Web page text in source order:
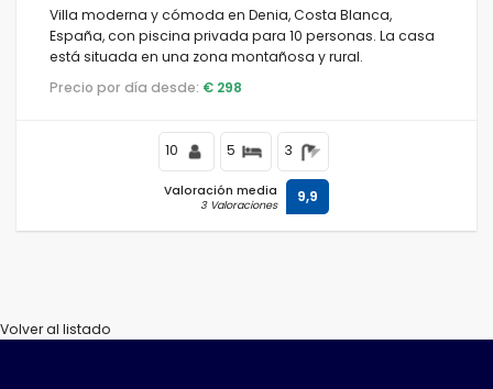
Villa moderna y cómoda en Denia, Costa Blanca,
España, con piscina privada para 10 personas. La casa
está situada en una zona montañosa y rural.
Precio por día desde: € 298
10 5 3
Valoración media
3 Valoraciones 9,9
Volver al listado